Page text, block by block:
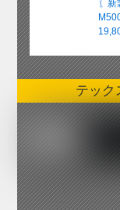
〖
テック